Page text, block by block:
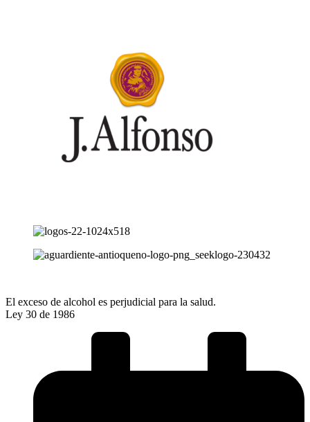
El exceso de alcohol es perjudicial para la salud.
Ley 30 de 1986